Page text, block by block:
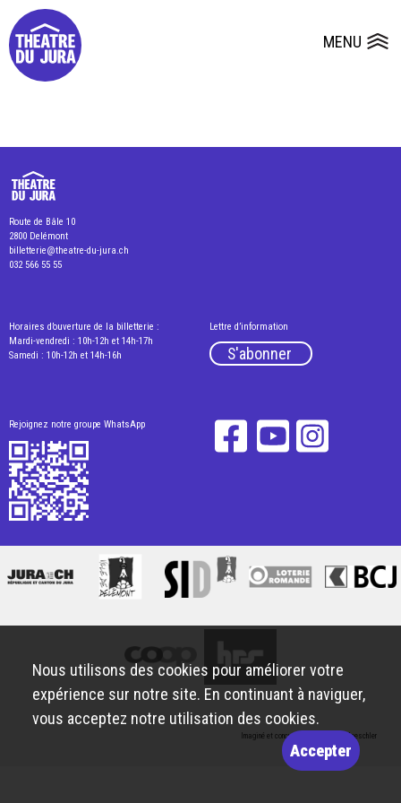
MENU
Presse
Salles
Dépôts de dossiers
Route de Bâle 10
2800 Delémont
billetterie@theatre-du-jura.ch
032 566 55 55
Horaires d’ouverture de la billetterie :
Mardi-vendredi : 10h-12h et 14h-17h
Samedi : 10h-12h et 14h-16h
Lettre d’information
S'abonner
Rejoignez notre groupe WhatsApp
Imaginé et conçu par Giorgianni & Moeschler
Nous utilisons des cookies pour améliorer votre
expérience sur notre site. En continuant à naviguer,
vous acceptez notre utilisation des cookies.
Accepter